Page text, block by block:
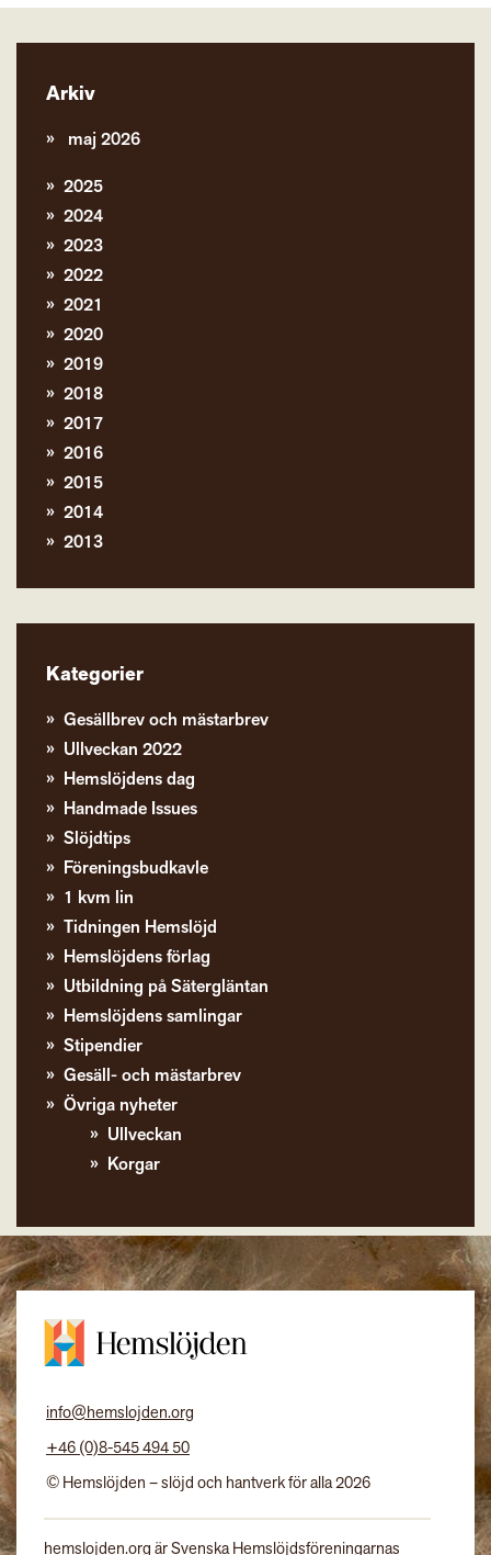
Arkiv
maj 2026
2025
2024
2023
2022
2021
2020
2019
2018
2017
2016
2015
2014
2013
Kategorier
Gesällbrev och mästarbrev
Ullveckan 2022
Hemslöjdens dag
Handmade Issues
Slöjdtips
Föreningsbudkavle
1 kvm lin
Tidningen Hemslöjd
Hemslöjdens förlag
Utbildning på Sätergläntan
Hemslöjdens samlingar
Stipendier
Gesäll- och mästarbrev
Övriga nyheter
Ullveckan
Korgar
info@hemslojden.org
+46 (0)8-545 494 50
© Hemslöjden – slöjd och hantverk för alla 2026
hemslojden.org är Svenska Hemslöjdsföreningarnas